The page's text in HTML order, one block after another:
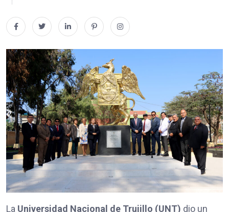
La Universidad Nacional de Trujillo (UNT) dio un